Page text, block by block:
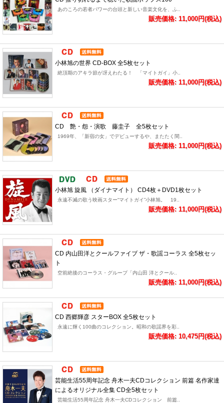
あのころの若者パワーの台頭と新しい音楽文化を、ふ..
販売価格: 11,000円(税込)
小林旭の世界 CD-BOX 全5枚セット
絶頂期のアキラ節が冴えわたる！ 「マイトガイ」小..
販売価格: 11,000円(税込)
CD 艶・怨・演歌 藤圭子 全5枚セット
1969年、「新宿の女」でデビューするや、またたく間..
販売価格: 11,000円(税込)
小林旭 旋風 （ダイナマイト） CD4枚＋DVD1枚セット
永遠不滅の歌う映画スター“マイトガイ”小林旭。 19..
販売価格: 11,000円(税込)
CD 内山田洋とクールファイブ ザ・歌謡コーラス 全5枚セッ
ト
空前絶後のコーラス・グループ「内山田 洋とクール..
販売価格: 11,000円(税込)
CD 西郷輝彦 スターBOX 全5枚セット
永遠に輝く100曲のコレクション。昭和の歌謡界を彩..
販売価格: 10,475円(税込)
芸能生活55周年記念 舟木一夫CDコレクション 前篇 名作家達
によるオリジナル全集 CD全5枚セット
芸能生活55周年記念 舟木一夫CDコレクション 前篇..